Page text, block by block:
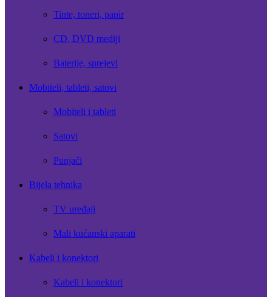
Tinte, toneri, papir
CD, DVD mediji
Baterije, sprejevi
Mobiteli, tableti, satovi
Mobiteli i tableti
Satovi
Punjači
Bijela tehnika
TV uređaji
Mali kućanski aparati
Kabeli i konektori
Kabeli i konektori